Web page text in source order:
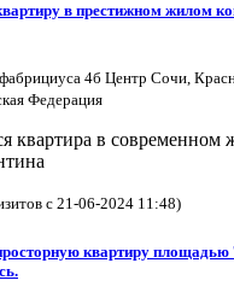
в престижном жилом
4б Центр Сочи,
Федерация
квартира в современном
с 21-06-2024 11:48)
квартиру